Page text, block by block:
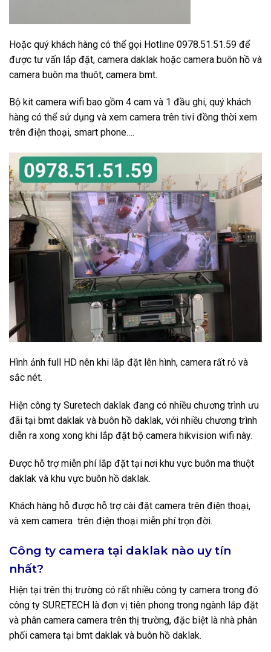
Hoặc quý khách hàng có thể gọi Hotline 0978.51.51.59 để
được tư vấn lắp đặt, camera daklak hoặc camera buôn hồ và
camera buôn ma thuôt, camera bmt.
Bộ kit camera wifi bao gồm 4 cam và 1 đầu ghi, quý khách
hàng có thể sử dụng và xem camera trên tivi đồng thời xem
trên điện thoại, smart phone….
Hình ảnh full HD nên khi lắp đặt lên hình, camera rất rỏ và
sắc nét.
Hiện công ty Suretech daklak đang có nhiều chương trình ưu
đãi tại bmt daklak và buôn hồ daklak, với nhiều chương trình
diễn ra xong xong khi lắp đặt bộ camera hikvision wifi này.
Được hỗ trợ miễn phí lắp đặt tại nơi khu vực buôn ma thuột
daklak và khu vực buôn hồ daklak.
Khách hàng hỗ được hỗ trợ cài đặt camera trên điện thoại,
và xem camera trên điện thoại miễn phí trọn đời.
Công ty camera tại daklak nào uy tín
nhất?
Hiện tại trên thị trường có rất nhiều công ty camera trong đó
công ty SURETECH là đơn vị tiên phong trong ngành lắp đặt
và phân camera camera trên thị trường, đặc biệt là nhà phân
phối camera tại bmt daklak và buôn hồ daklak.